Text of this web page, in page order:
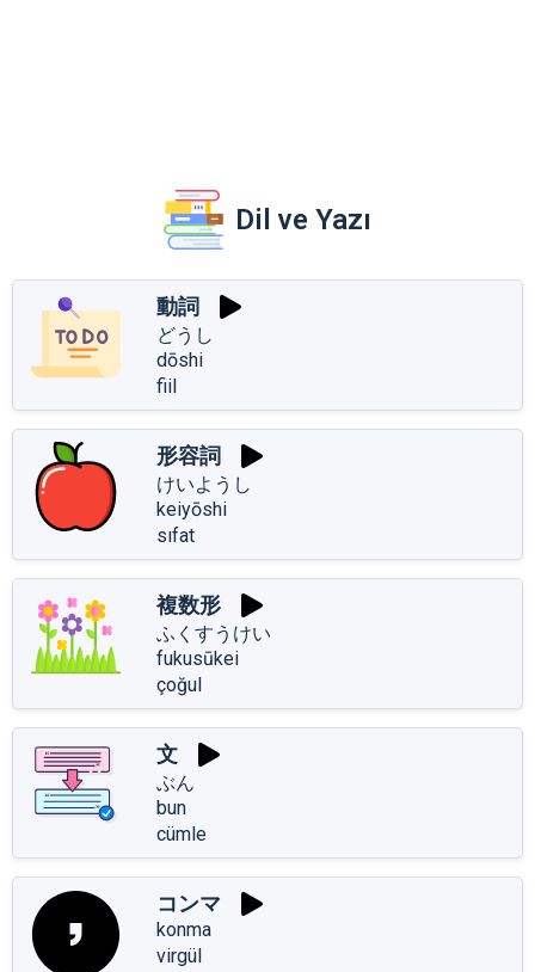
Dil ve Yazı
動詞
どうし
dōshi
fiil
形容詞
けいようし
keiyōshi
sıfat
複数形
ふくすうけい
fukusūkei
çoğul
文
ぶん
bun
cümle
コンマ
konma
virgül